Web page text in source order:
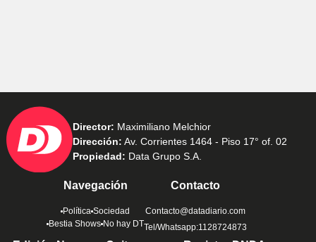
Director: Maximiliano Melchior
Dirección: Av. Corrientes 1464 - Piso 17° of. 02
Propiedad: Data Grupo S.A.
Navegación
Política Sociedad
Bestia Shows No hay DT
Contacto
Contacto@datadiario.com
Tel/Whatsapp:1128724873